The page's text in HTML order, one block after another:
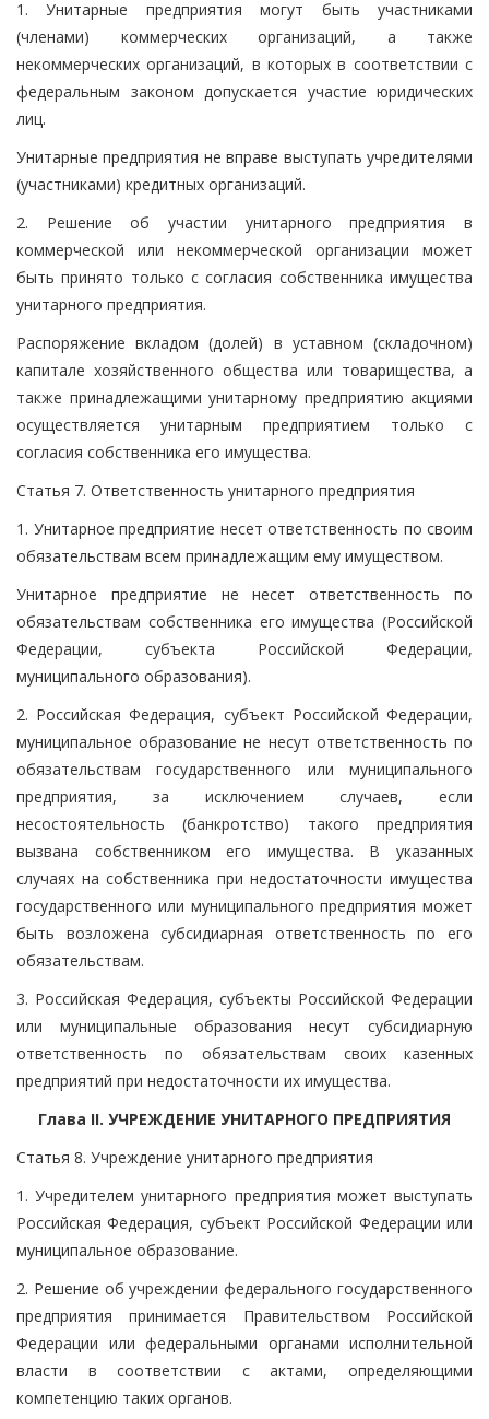
1. Унитарные предприятия могут быть участниками
(членами) коммерческих организаций, а также
некоммерческих организаций, в которых в соответствии с
федеральным законом допускается участие юридических
лиц.
Унитарные предприятия не вправе выступать учредителями
(участниками) кредитных организаций.
2. Решение об участии унитарного предприятия в
коммерческой или некоммерческой организации может
быть принято только с согласия собственника имущества
унитарного предприятия.
Распоряжение вкладом (долей) в уставном (складочном)
капитале хозяйственного общества или товарищества, а
также принадлежащими унитарному предприятию акциями
осуществляется унитарным предприятием только с
согласия собственника его имущества.
Статья 7. Ответственность унитарного предприятия
1. Унитарное предприятие несет ответственность по своим
обязательствам всем принадлежащим ему имуществом.
Унитарное предприятие не несет ответственность по
обязательствам собственника его имущества (Российской
Федерации, субъекта Российской Федерации,
муниципального образования).
2. Российская Федерация, субъект Российской Федерации,
муниципальное образование не несут ответственность по
обязательствам государственного или муниципального
предприятия, за исключением случаев, если
несостоятельность (банкротство) такого предприятия
вызвана собственником его имущества. В указанных
случаях на собственника при недостаточности имущества
государственного или муниципального предприятия может
быть возложена субсидиарная ответственность по его
обязательствам.
3. Российская Федерация, субъекты Российской Федерации
или муниципальные образования несут субсидиарную
ответственность по обязательствам своих казенных
предприятий при недостаточности их имущества.
Глава II. УЧРЕЖДЕНИЕ УНИТАРНОГО ПРЕДПРИЯТИЯ
Статья 8. Учреждение унитарного предприятия
1. Учредителем унитарного предприятия может выступать
Российская Федерация, субъект Российской Федерации или
муниципальное образование.
2. Решение об учреждении федерального государственного
предприятия принимается Правительством Российской
Федерации или федеральными органами исполнительной
власти в соответствии с актами, определяющими
компетенцию таких органов.